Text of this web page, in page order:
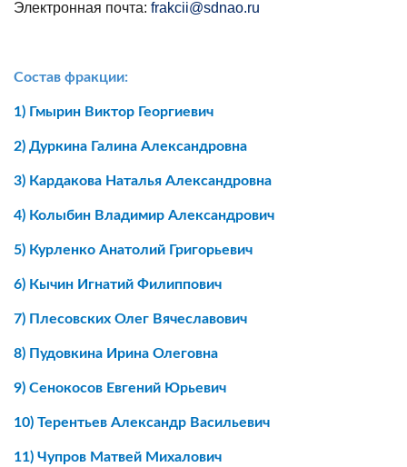
Электронная почта: frakcii@sdnao.ru
Состав фракции:
1) Гмырин Виктор Георгиевич
2) Дуркина Галина Александровна
3) Кардакова Наталья Александровна
4) Колыбин Владимир Александрович
5) Курленко Анатолий Григорьевич
6) Кычин Игнатий Филиппович
7) Плесовских Олег Вячеславович
8) Пудовкина Ирина Олеговна
9) Сенокосов Евгений Юрьевич
10) Терентьев Александр Васильевич
11) Чупров Матвей Михалович